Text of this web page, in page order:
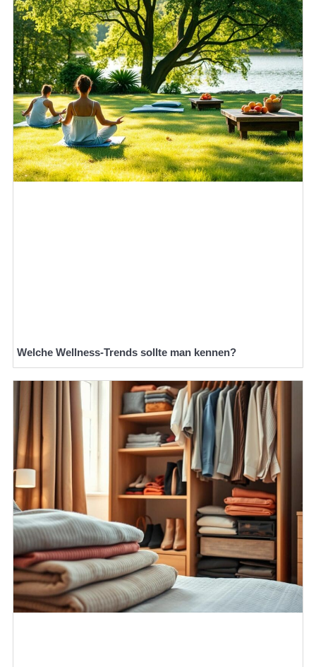
Welche Wellness-Trends sollte man kennen?